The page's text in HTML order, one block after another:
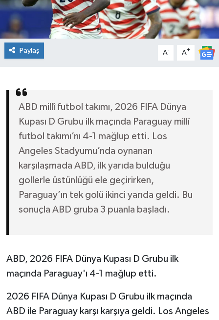
Paylaş A- A+
ABD millî futbol takımı, 2026 FIFA Dünya
Kupası D Grubu ilk maçında Paraguay millî
futbol takımı’nı 4-1 mağlup etti. Los
Angeles Stadyumu’nda oynanan
karşılaşmada ABD, ilk yarıda bulduğu
gollerle üstünlüğü ele geçirirken,
Paraguay’ın tek golü ikinci yarıda geldi. Bu
sonuçla ABD gruba 3 puanla başladı.
ABD, 2026 FIFA Dünya Kupası D Grubu ilk
maçında Paraguay'ı 4-1 mağlup etti.
2026 FIFA Dünya Kupası D Grubu ilk maçında
ABD ile Paraguay karşı karşıya geldi. Los Angeles
Sağlık
Turizm